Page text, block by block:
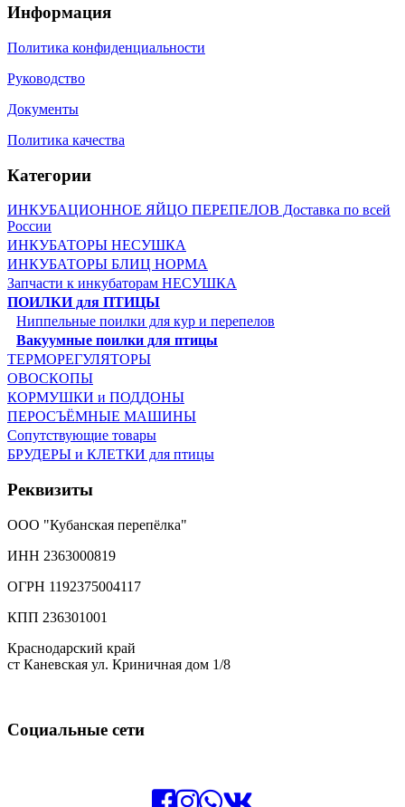
Информация
Политика конфиденциальности
Руководство
Документы
Политика качества
Категории
ИНКУБАЦИОННОЕ ЯЙЦО ПЕРЕПЕЛОВ Доставка по всей
России
ИНКУБАТОРЫ НЕСУШКА
ИНКУБАТОРЫ БЛИЦ НОРМА
Запчасти к инкубаторам НЕСУШКА
ПОИЛКИ для ПТИЦЫ
Ниппельные поилки для кур и перепелов
Вакуумные поилки для птицы
ТЕРМОРЕГУЛЯТОРЫ
ОВОСКОПЫ
КОРМУШКИ и ПОДДОНЫ
ПЕРОСЪЁМНЫЕ МАШИНЫ
Сопутствующие товары
БРУДЕРЫ и КЛЕТКИ для птицы
Реквизиты
ООО "Кубанская перепёлка"
ИНН 2363000819
ОГРН 1192375004117
КПП 236301001
Краснодарский край
ст Каневская ул. Криничная дом 1/8
Социальные сети